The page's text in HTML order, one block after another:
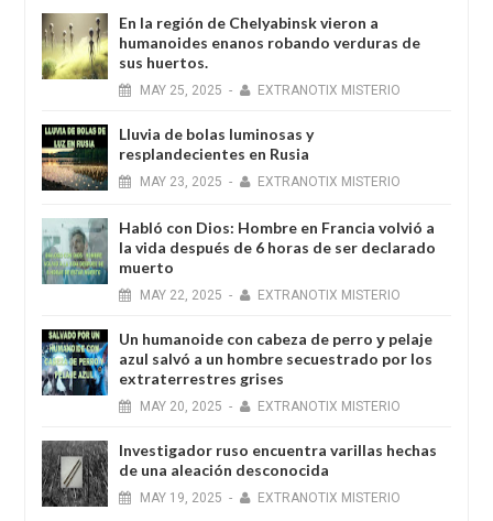
En la región de Chelyabinsk vieron a
humanoides enanos robando verduras de
sus huertos.
MAY 25, 2025 - EXTRANOTIX MISTERIO
Lluvia de bolas luminosas y
resplandecientes en Rusia
MAY 23, 2025 - EXTRANOTIX MISTERIO
Habló con Dios: Hombre en Francia volvió a
la vida después de 6 horas de ser declarado
muerto
MAY 22, 2025 - EXTRANOTIX MISTERIO
Un humanoide con cabeza de perro у pelaje
azul salvó a un hombre secuestrado por los
extraterrestres grises
MAY 20, 2025 - EXTRANOTIX MISTERIO
Investigador ruso encuentra varillas hechas
de una aleación desconocida
MAY 19, 2025 - EXTRANOTIX MISTERIO